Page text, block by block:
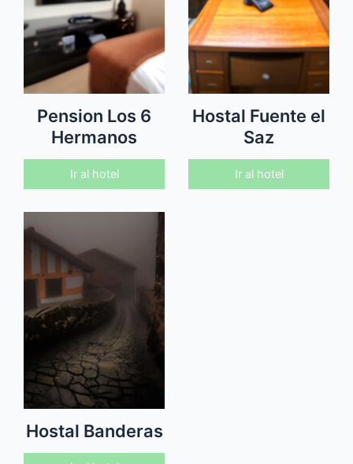
Pension Los 6
Hermanos
Ir al hotel
Hostal Fuente el
Saz
Ir al hotel
Hostal Banderas